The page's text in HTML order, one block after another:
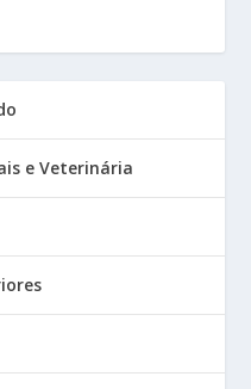
e Veterinária